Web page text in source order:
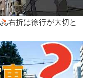
右折は徐行が大切と